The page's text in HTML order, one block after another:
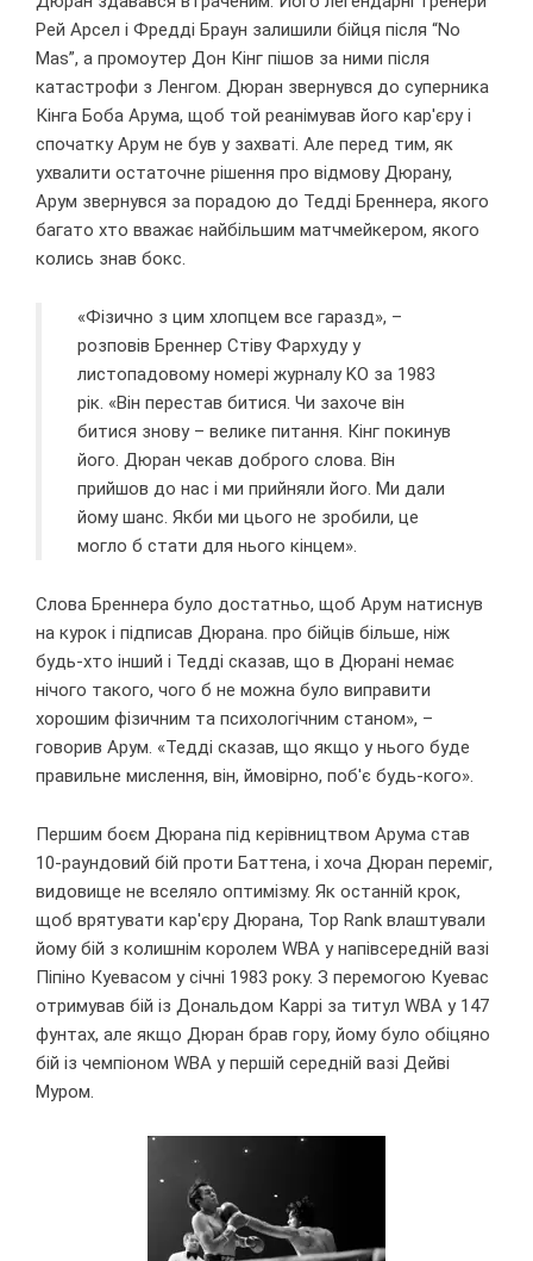
Рей Арсел і Фредді Браун залишили бійця після “No
Mas”, а промоутер Дон Кінг пішов за ними після
катастрофи з Ленгом. Дюран звернувся до суперника
Кінга Боба Арума, щоб той реанімував його кар'єру і
спочатку Арум не був у захваті. Але перед тим, як
ухвалити остаточне рішення про відмову Дюрану,
Арум звернувся за порадою до Тедді Бреннера, якого
багато хто вважає найбільшим матчмейкером, якого
колись знав бокс.
«Фізично з цим хлопцем все гаразд», –
розповів Бреннер Стіву Фархуду у
листопадовому номері журналу KO за 1983
рік. «Він перестав битися. Чи захоче він
битися знову – велике питання. Кінг покинув
його. Дюран чекав доброго слова. Він
прийшов до нас і ми прийняли його. Ми дали
йому шанс. Якби ми цього не зробили, це
могло б стати для нього кінцем».
Слова Бреннера було достатньо, щоб Арум натиснув
на курок і підписав Дюрана. про бійців більше, ніж
будь-хто інший і Тедді сказав, що в Дюрані немає
нічого такого, чого б не можна було виправити
хорошим фізичним та психологічним станом», –
говорив Арум. «Тедді сказав, що якщо у нього буде
правильне мислення, він, ймовірно, поб'є будь-кого».
Першим боєм Дюрана під керівництвом Арума став
10-раундовий бій проти Баттена, і хоча Дюран переміг,
видовище не вселяло оптимізму. Як останній крок,
щоб врятувати кар'єру Дюрана, Top Rank влаштували
йому бій з колишнім королем WBA у напівсередній вазі
Піпіно Куевасом у січні 1983 року. З перемогою Куевас
отримував бій із Дональдом Каррі за титул WBA у 147
фунтах, але якщо Дюран брав гору, йому було обіцяно
бій із чемпіоном WBA у першій середній вазі Дейві
Муром.